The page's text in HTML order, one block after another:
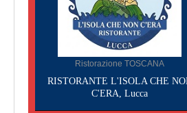
Ristorazione TOSCANA
RISTORANTE L'ISOLA CHE
C'ERA, Lucca